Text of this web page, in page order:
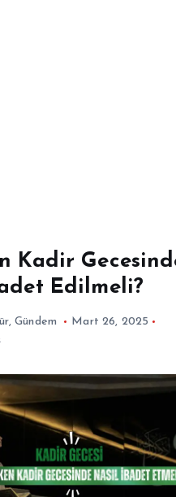
Kadir
Edilmeli?
,Gündem
Mart 26, 2025